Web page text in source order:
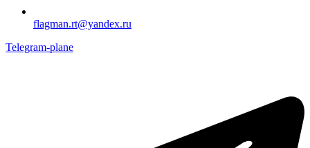
flagman.rt@yandex.ru
Telegram-plane